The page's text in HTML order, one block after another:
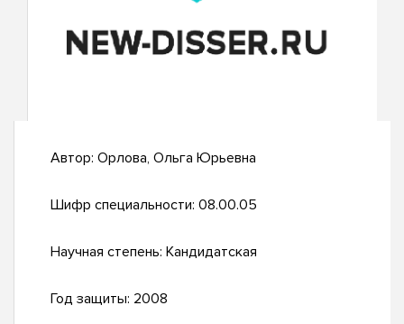
Автор: Орлова, Ольга Юрьевна
Шифр специальности: 08.00.05
Научная степень: Кандидатская
Год защиты: 2008